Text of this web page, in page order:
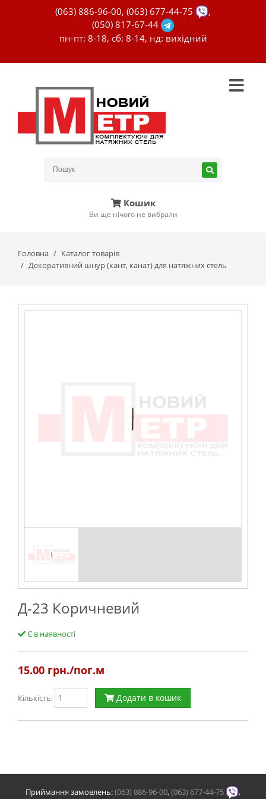
(063) 886-96-00, (063) 677-44-75
,
(050) 817-67-44
пн-пт: 8-18, сб: 8-14, нд: вихідний
Кошик
Ви ще нічого не вибрали
Головна
Каталог товарів
Декоративний шнур (кант, канат) для натяжних стель
Д-23 Коричневий
Є в наявності
15.00 грн./пог.м
Кількість: Додати в кошик
Приймання замовлень:(063) 886-96-00,(063) 677-44-75 ,